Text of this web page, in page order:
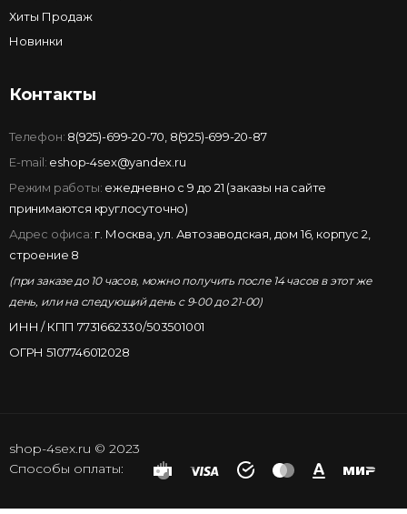
Хиты Продаж
Новинки
Контакты
Телефон: 8(925)-699-20-70 8(925)-699-20-87
E-mail: eshop-4sex@yandex.ru
Режим работы: ежедневно с 9 до 21 (заказы на сайте
принимаются круглосуточно)
Адрес офиса: г. Москва, ул. Автозаводская, дом 16, корпус 2,
строение 8
(при заказе до 10 часов, можно получить после 14 часов в этот же
день, или на следующий день с 9-00 до 21-00)
ИНН / КПП 7731662330/503501001
ОГРН 5107746012028
shop-4sex.ru © 2023
Способы оплаты: